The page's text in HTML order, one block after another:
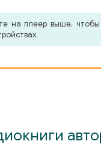
на плеер выше, чтобы